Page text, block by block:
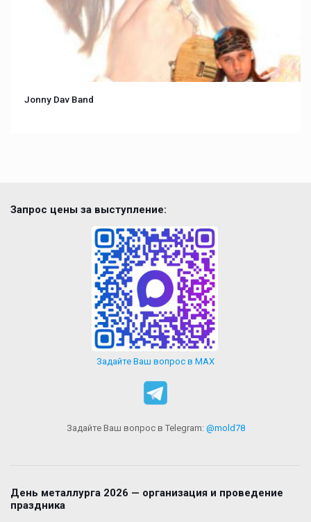
Jonny Dav Band
Запрос цены за выступление:
Задайте Ваш вопрос в MAX
Задайте Ваш вопрос в Telegram: @mold78
День металлурга 2026 — организация и проведение
праздника